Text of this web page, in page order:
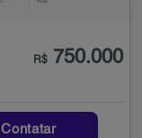
R$ 750.000
Contatar